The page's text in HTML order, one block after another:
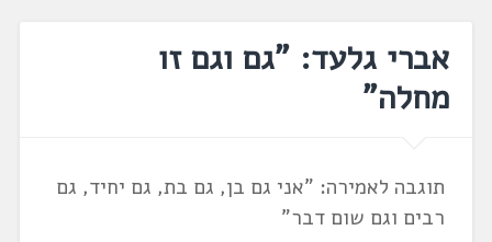
אברי גלעד: "גם וגם זו
מחלה"
תוגבה לאמירה: "אני גם בן, גם בת, גם יחיד, גם
רבים וגם שום דבר"